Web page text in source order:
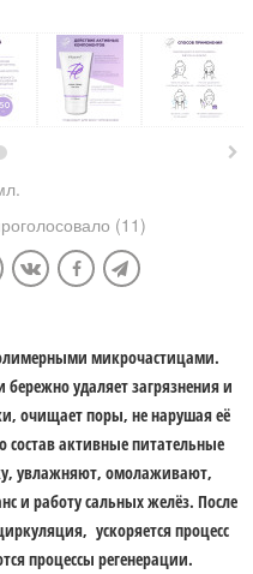

(11)
микрочастицами.
удаляет загрязнения и
очищает поры, не нарушая её
активные питательные
увлажняют, омолаживают,
и работу сальных желёз. После
ускоряется процесс
процессы регенерации.